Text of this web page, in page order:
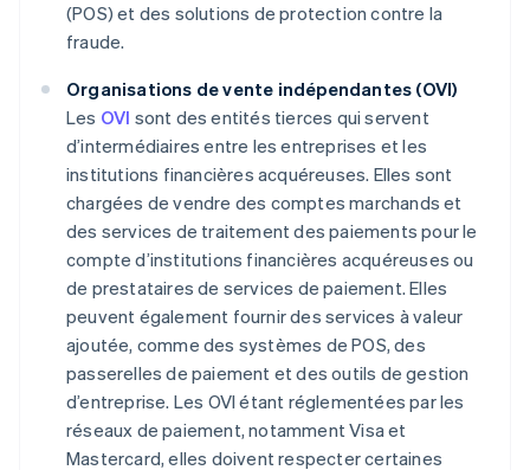
(POS) et des solutions de protection contre la
fraude.
Organisations de vente indépendantes (OVI)
Les OVI sont des entités tierces qui servent
d’intermédiaires entre les entreprises et les
institutions financières acquéreuses. Elles sont
chargées de vendre des comptes marchands et
des services de traitement des paiements pour le
compte d’institutions financières acquéreuses ou
de prestataires de services de paiement. Elles
peuvent également fournir des services à valeur
ajoutée, comme des systèmes de POS, des
passerelles de paiement et des outils de gestion
d’entreprise. Les OVI étant réglementées par les
réseaux de paiement, notamment Visa et
Mastercard, elles doivent respecter certaines